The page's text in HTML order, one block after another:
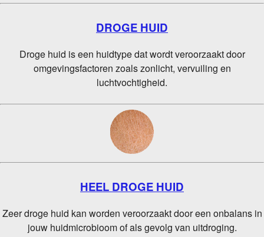
DROGE HUID
Droge huid is een huidtype dat wordt veroorzaakt door
omgevingsfactoren zoals zonlicht, vervuiling en
luchtvochtigheid.
HEEL DROGE HUID
Zeer droge huid kan worden veroorzaakt door een onbalans in
jouw huidmicrobioom of als gevolg van uitdroging.